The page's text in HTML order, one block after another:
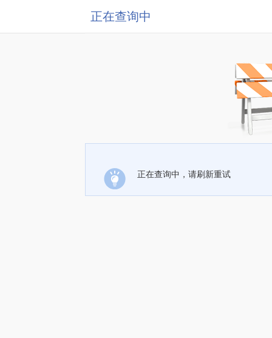
正在查询中
正在查询中，请刷新重试